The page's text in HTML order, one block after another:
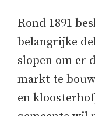
Rond 1891
belangrijke
slopen om er
markt te
en